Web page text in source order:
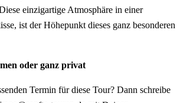
einzigartige Atmosphäre in einer
ist der Höhepunkt dieses ganz besonderen
oder ganz privat
Termin für diese Tour? Dann schreibe